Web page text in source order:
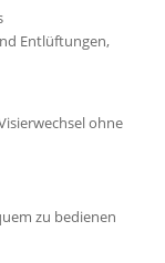
Entlüftungen,
ohne
zu bedienen